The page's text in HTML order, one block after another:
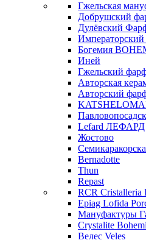
Гжельская
Добрушский
Дулёвский
Богемия
Иней
Гжельский
Авторская
Авторский
Lefard ЛЕФАРД
Жостово
Bernadotte
Thun
Repast
RCR Cristalleria
Epiag Lofida
Мануфактуры
Crystalite
Велес Veles